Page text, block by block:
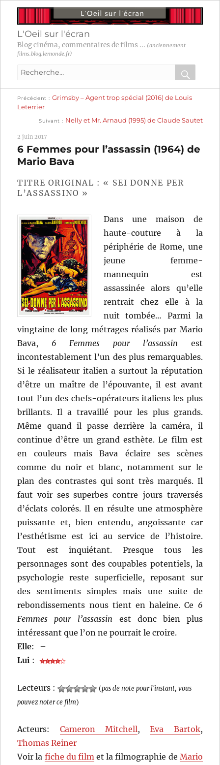
L'Oeil sur l'écran
Blog cinéma, commentaires de films ... (anciennement
films.blog.lemonde.fr)
Recherche
:
OK
Navigation
l’article
Précédent
précédente :
Grimsby – Agent trop spécial (2016) de Louis
Leterrier
Suivant
suivante :
Nelly et Mr. Arnaud (1995) de Claude Sautet
2 juin 2017
6 Femmes pour l’assassin (1964) de
Mario Bava
TITRE ORIGINAL : « SEI DONNE PER
L’ASSASSINO »
Dans une maison de
haute-couture à la
périphérie de Rome, une
jeune femme-
mannequin est
assassinée alors qu’elle
rentrait chez elle à la
nuit tombée… Parmi la
vingtaine de long métrages réalisés par Mario
Bava, 6 Femmes pour l’assassin est
incontestablement l’un des plus remarquables.
Si le réalisateur italien a surtout la réputation
d’être un maître de l’épouvante, il est avant
tout l’un des chefs-opérateurs italiens les plus
brillants. Il a travaillé pour les plus grands.
Même quand il passe derrière la caméra, il
continue d’être un grand esthète. Le film est
en couleurs mais Bava éclaire ses scènes
comme du noir et blanc, notamment sur le
plan des contrastes qui sont très marqués. Il
faut voir ses superbes contre-jours traversés
d’éclats colorés. Il en résulte une atmosphère
puissante et, bien entendu, angoissante car
l’esthétisme est ici au service de l’histoire.
Tout est inquiétant. Presque tous les
personnages sont des coupables potentiels, la
psychologie reste superficielle, reposant sur
des sentiments simples mais une suite de
rebondissements nous tient en haleine. Ce 6
Femmes pour l’assassin est donc bien plus
intéressant que l’on ne pourrait le croire.
Elle:
–
Lui :
Lecteurs : (pas de note pour l'instant, vous
pouvez noter ce film)
Acteurs: Cameron Mitchell,Eva Bartok,
Thomas Reiner
Voir la fiche du filmet la filmographie de Mario